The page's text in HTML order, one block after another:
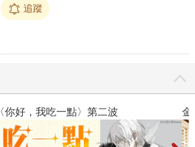
追蹤
你好，我吃一點〉第二波 金